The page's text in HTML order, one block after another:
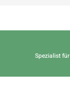
Spezialist